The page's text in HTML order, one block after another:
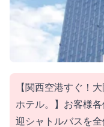
【関西空港すぐ！
ホテル。】お客様
迎シャトルバスを